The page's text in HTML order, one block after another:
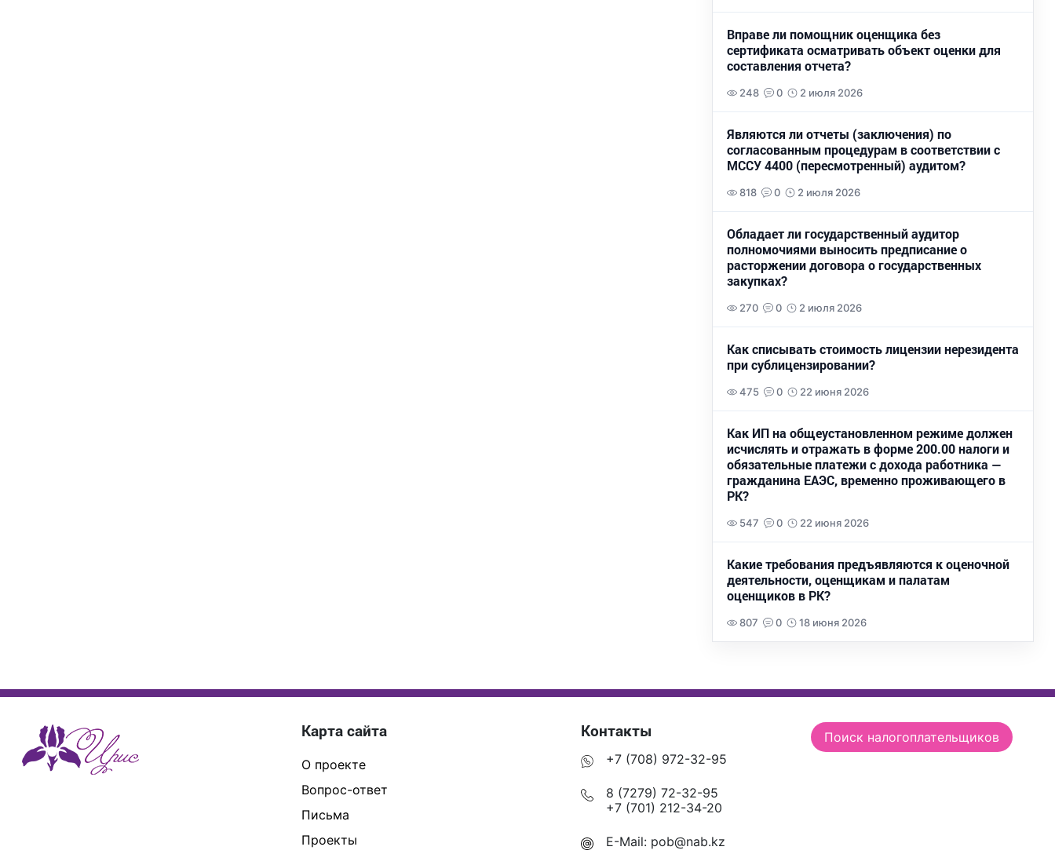
Вправе ли помощник оценщика без
сертификата осматривать объект оценки для
составления отчета?
248 0 2 июля 2026
Являются ли отчеты (заключения) по
согласованным процедурам в соответствии с
МССУ 4400 (пересмотренный) аудитом?
818 0 2 июля 2026
Обладает ли государственный аудитор
полномочиями выносить предписание о
расторжении договора о государственных
закупках?
270 0 2 июля 2026
Как списывать стоимость лицензии нерезидента
при сублицензировании?
475 0 22 июня 2026
Как ИП на общеустановленном режиме должен
исчислять и отражать в форме 200.00 налоги и
обязательные платежи с дохода работника —
гражданина ЕАЭС, временно проживающего в
РК?
547 0 22 июня 2026
Какие требования предъявляются к оценочной
деятельности, оценщикам и палатам
оценщиков в РК?
807 0 18 июня 2026
Карта сайта
О проекте
Вопрос-ответ
Письма
Проекты
Контакты
+7 (708) 972-32-95
8 (7279) 72-32-95
+7 (701) 212-34-20
E-Mail: pob@nab.kz
Поиск налогоплательщиков